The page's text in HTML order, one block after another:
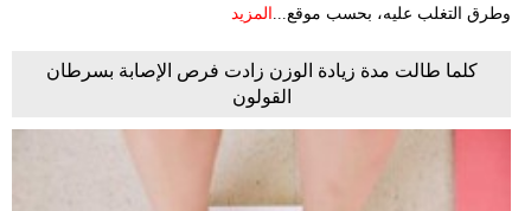
وطرق التغلب عليه، بحسب موقع...
المزيد
كلما طالت مدة زيادة الوزن زادت فرص الإصابة بسرطان
القولون